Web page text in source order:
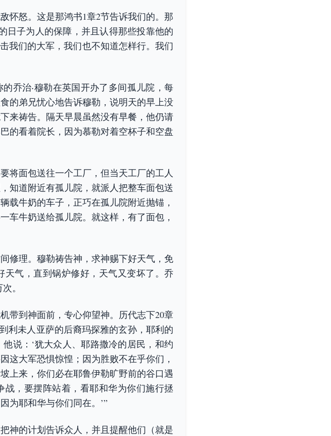
怀怒。这是那鸿书1章2节告诉我们的。那
日子为人的保障，并且认得那些投靠他的
我们的大军，我们也不知道怎样行。我们
乔治‧穆勒在英国开办了多间孤儿院，每
的弟兄忧心地告诉穆勒，说明天的早上没
来祷告。隔天早晨虽然没有早餐，他仍请
的看着院长，因为慕勒对着空杯子和空盘
将面包送往一个工厂，但当天工厂的工人
知道附近有孤儿院，就派人把整车面包送
载牛奶的车子，正巧在孤儿院附近抛锚，
车牛奶送给孤儿院。就这样，有了面包，
修理。穆勒祷告神，求神赐下好天气，免
气，直到锅炉修好，天气又变坏了。乔
。
带到神面前，专心仰望神。历代志下20章
利未人亚萨的后裔玛探雅的玄孙，耶利的
说：‘犹大众人、耶路撒冷的居民，和约
这大军恐惧惊惶；因为胜败不在乎你们，
上来，你们必在耶鲁伊勒旷野前的谷口遇
，要摆阵站着，看耶和华为你们施行拯
为耶和华与你们同在。’”
神的计划告诉众人，并且提醒他们（就是